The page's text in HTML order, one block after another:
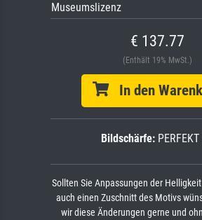
Museumslizenz
€ 137.77
(Enthält 19% MwSt.)
In den
Bildschärfe: PERFEKT
Sollten Sie Anpassungen der
auch einen Zuschnitt des Motivs
wir diese Änderungen gerne und